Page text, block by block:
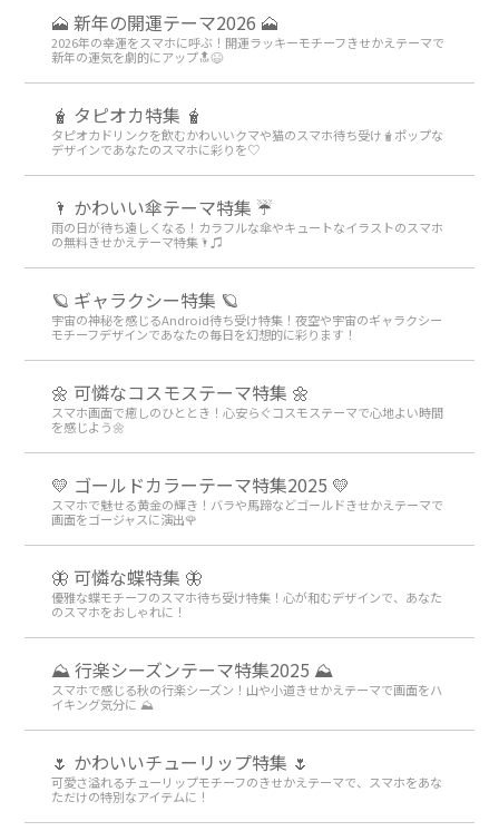
🗻 新年の開運テーマ2026 🗻
2026年の幸運をスマホに呼ぶ！開運ラッキーモチーフきせかえテーマで
新年の運気を劇的にアップ🔝😆
🧋 タピオカ特集 🧋
タピオカドリンクを飲むかわいいクマや猫のスマホ待ち受け🧋ポップな
デザインであなたのスマホに彩りを♡
🌂 かわいい傘テーマ特集 ☔
雨の日が待ち遠しくなる！カラフルな傘やキュートなイラストのスマホ
の無料きせかえテーマ特集🌂♫
🪐 ギャラクシー特集 🪐
宇宙の神秘を感じるAndroid待ち受け特集！夜空や宇宙のギャラクシー
モチーフデザインであなたの毎日を幻想的に彩ります！
🌼 可憐なコスモステーマ特集 🌼
スマホ画面で癒しのひととき！心安らぐコスモステーマで心地よい時間
を感じよう🌼
💛 ゴールドカラーテーマ特集2025 💛
スマホで魅せる黄金の輝き！バラや馬蹄などゴールドきせかえテーマで
画面をゴージャスに演出🌹
🦋 可憐な蝶特集 🦋
優雅な蝶モチーフのスマホ待ち受け特集！心が和むデザインで、あなた
のスマホをおしゃれに！
⛰ 行楽シーズンテーマ特集2025 ⛰
スマホで感じる秋の行楽シーズン！山や小道きせかえテーマで画面をハ
イキング気分に ⛰
🌷 かわいいチューリップ特集 🌷
可愛さ溢れるチューリップモチーフのきせかえテーマで、スマホをあな
ただけの特別なアイテムに！